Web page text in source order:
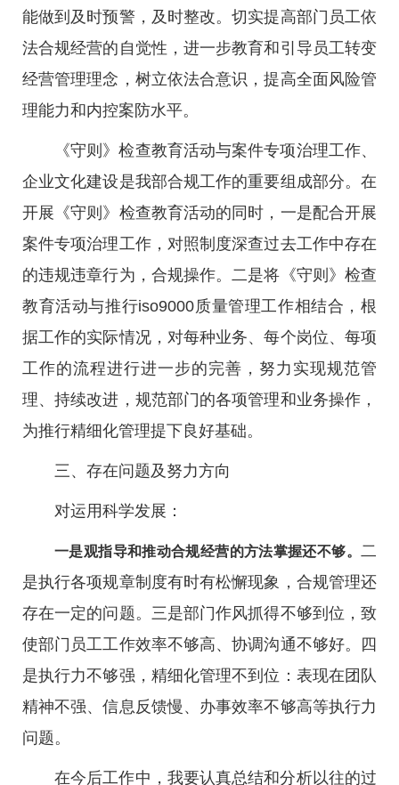
能做到及时预警，及时整改。切实提高部门员工依
法合规经营的自觉性，进一步教育和引导员工转变
经营管理理念，树立依法合意识，提高全面风险管
理能力和内控案防水平。
《守则》检查教育活动与案件专项治理工作、
企业文化建设是我部合规工作的重要组成部分。在
开展《守则》检查教育活动的同时，一是配合开展
案件专项治理工作，对照制度深查过去工作中存在
的违规违章行为，合规操作。二是将《守则》检查
教育活动与推行iso9000质量管理工作相结合，根
据工作的实际情况，对每种业务、每个岗位、每项
工作的流程进行进一步的完善，努力实现规范管
理、持续改进，规范部门的各项管理和业务操作，
为推行精细化管理提下良好基础。
三、存在问题及努力方向
对运用科学发展：
一是观指导和推动合规经营的方法掌握还不够。 二
是执行各项规章制度有时有松懈现象，合规管理还
存在一定的问题。三是部门作风抓得不够到位，致
使部门员工工作效率不够高、协调沟通不够好。四
是执行力不够强，精细化管理不到位：表现在团队
精神不强、信息反馈慢、办事效率不够高等执行力
问题。
在今后工作中，我要认真总结和分析以往的过